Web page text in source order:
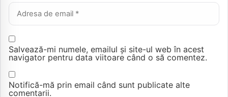
Email *
Salvează-mi numele, emailul și site-ul web în acest
navigator pentru data viitoare când o să comentez.
Notifică-mă prin email când sunt publicate alte
comentarii.